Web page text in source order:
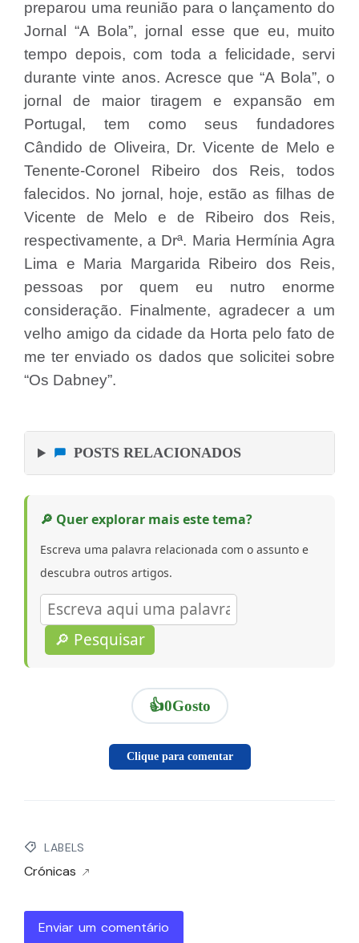
preparou uma reunião para o lançamento do
Jornal “A Bola”, jornal esse que eu, muito
tempo depois, com toda a felicidade, servi
durante vinte anos. Acresce que “A Bola”, o
jornal de maior tiragem e expansão em
Portugal, tem como seus fundadores
Cândido de Oliveira, Dr. Vicente de Melo e
Tenente-Coronel Ribeiro dos Reis, todos
falecidos. No jornal, hoje, estão as filhas de
Vicente de Melo e de Ribeiro dos Reis,
respectivamente, a Drª. Maria Hermínia Agra
Lima e Maria Margarida Ribeiro dos Reis,
pessoas por quem eu nutro enorme
consideração. Finalmente, agradecer a um
velho amigo da cidade da Horta pelo fato de
me ter enviado os dados que solicitei sobre
“Os Dabney”.
POSTS RELACIONADOS
🔎 Quer explorar mais este tema?
Escreva uma palavra relacionada com o assunto e
descubra outros artigos.
🔎 Pesquisar
👍0Gosto
Clique para comentar
LABELS
Crónicas
Enviar um comentário